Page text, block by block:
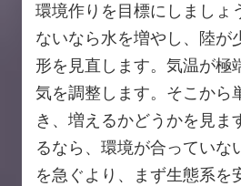
環境作りを目標にしましょ
ないなら水を増やし、陸が
形を見直します。気温が極
気を調整します。そこから
き、増えるかどうかを見ま
るなら、環境が合っていな
を急ぐより、まず生態系を